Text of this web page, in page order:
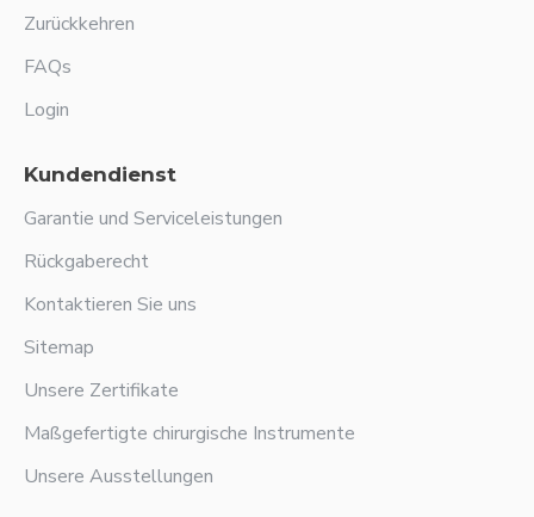
Zurückkehren
FAQs
Login
Kundendienst
Garantie und Serviceleistungen
Rückgaberecht
Kontaktieren Sie uns
Sitemap
Unsere Zertifikate
Maßgefertigte chirurgische Instrumente
Unsere Ausstellungen